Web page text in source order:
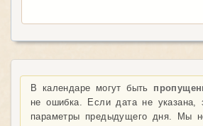
В календаре могут быть
не ошибка. Если дата не указана,
параметры предыдущего дня. Мы